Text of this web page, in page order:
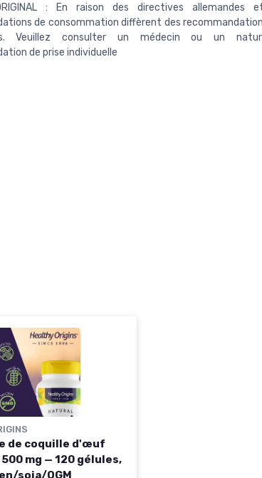
: En raison des directives allemandes
de consommation diffèrent des
Veuillez consulter un médecin ou un
de prise individuelle
de coquille d'œuf
mg — 120 gélules,
soja/OGM